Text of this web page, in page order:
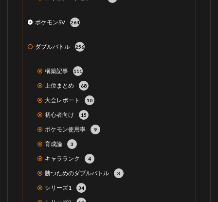
ポケモンSV 264
ダブルバトル 256
構築記事 111
上位まとめ 68
大会レポート 10
初心者向け 15
ポケモン使用率 9
育成論 3
キャラランク 4
勝つためのダブルバトル 3
シリーズ1 34